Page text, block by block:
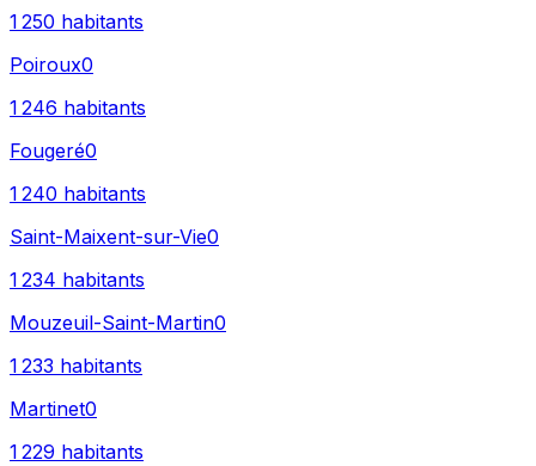
1 250 habitants
Poiroux0
1 246 habitants
Fougeré0
1 240 habitants
Saint-Maixent-sur-Vie0
1 234 habitants
Mouzeuil-Saint-Martin0
1 233 habitants
Martinet0
1 229 habitants